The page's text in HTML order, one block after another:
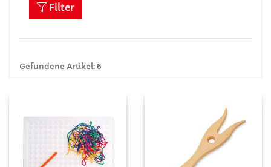
Gefundene Artikel: 6
Filter